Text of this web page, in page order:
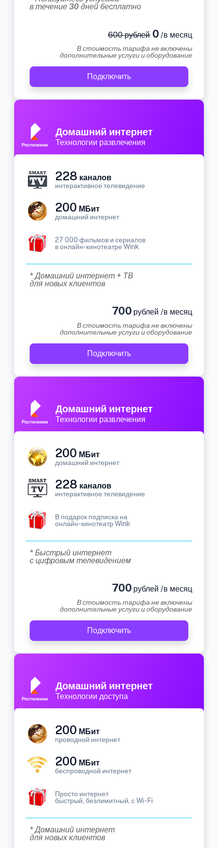
в течение 30 дней бесплатно
600 рублей0 /в месяц
В стоимость тарифа не включены
дополнительные услуги и оборудование
Подключить
Домашний интернет
Технологии развлечения
228 каналов
интерактивное телевидение
200 МБит
домашний интернет
27 000 фильмов и сериалов
в онлайн-кинотеатре Wink
* Домашний интернет + ТВ
для новых клиентов
700 рублей /в месяц
В стоимость тарифа не включены
дополнительные услуги и оборудование
Подключить
Домашний интернет
Технологии развлечения
200 МБит
домашний интернет
228 каналов
интерактивное телевидение
В подарок подписка на
онлайн-кинотеатр Wink
* Быстрый интернет
с цифровым телевидением
700 рублей /в месяц
В стоимость тарифа не включены
дополнительные услуги и оборудование
Подключить
Домашний интернет
Технологии доступа
200 МБит
проводной интернет
200 МБит
беспроводной интернет
Просто интернет
быстрый, безлимитный, с Wi-Fi
* Домашний интернет
для новых клиентов